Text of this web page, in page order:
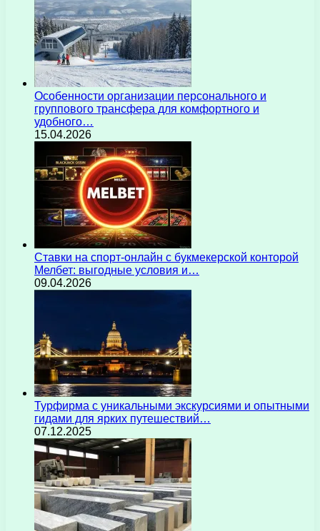
Особенности организации персонального и
группового трансфера для комфортного и
удобного…
15.04.2026
Ставки на спорт-онлайн с букмекерской конторой
Мелбет: выгодные условия и…
09.04.2026
Турфирма с уникальными экскурсиями и опытными
гидами для ярких путешествий…
07.12.2025